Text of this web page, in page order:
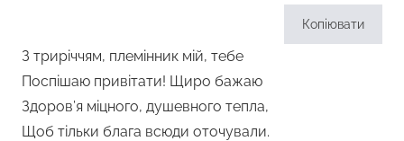
Копіювати
З триріччям, племінник мій, тебе
Поспішаю привітати! Щиро бажаю
Здоров’я міцного, душевного тепла,
Щоб тільки блага всюди оточували.